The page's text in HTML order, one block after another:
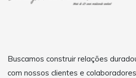
Buscamos construir relações
com nossos clientes e